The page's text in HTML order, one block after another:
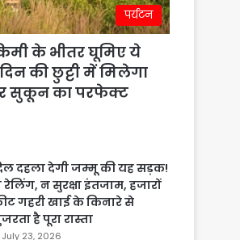
पर्यटन
के भीतर घूमिए ये
की छुट्टी में मिलेगा
सुकून का परफेक्ट
दहला देगी जम्मू की यह सड़क!
न सुरक्षा इंतजाम, हजारों
गहरी खाई के किनारे से
है पूरा रास्ता
July 23, 2026